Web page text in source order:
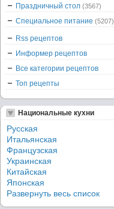
Праздничный стол (3567)
Специальное питание (5207)
Rss рецептов
Информер рецептов
Все категории рецептов
Топ рецепты
Национальные кухни
Русская
Итальянская
Французская
Украинская
Китайская
Японская
Развернуть весь список